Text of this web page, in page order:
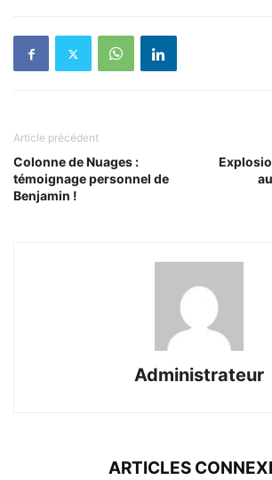
Article précédent
Colonne de Nuages :
témoignage personnel de
Benjamin !
Administrateur
ARTICLES